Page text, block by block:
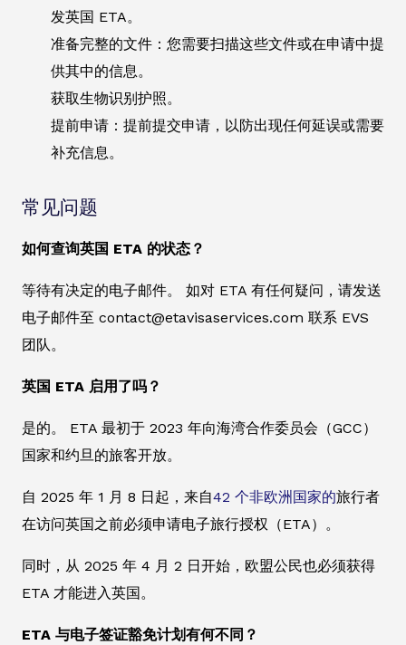
发英国 ETA。
准备完整的文件：您需要扫描这些文件或在申请中提
供其中的信息。
获取生物识别护照。
提前申请：提前提交申请，以防出现任何延误或需要
补充信息。
常见问题
如何查询英国 ETA 的状态？
等待有决定的电子邮件。 如对 ETA 有任何疑问，请发送
电子邮件至 contact@etavisaservices.com 联系 EVS
团队。
英国 ETA 启用了吗？
是的。 ETA 最初于 2023 年向海湾合作委员会（GCC）
国家和约旦的旅客开放。
自 2025 年 1 月 8 日起，来自42 个非欧洲国家的旅行者
在访问英国之前必须申请电子旅行授权（ETA）。
同时，从 2025 年 4 月 2 日开始，欧盟公民也必须获得
ETA 才能进入英国。
ETA 与电子签证豁免计划有何不同？